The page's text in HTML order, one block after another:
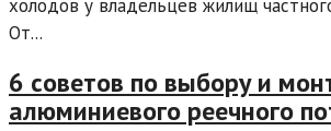
холодов у владельцев жилищ
От...
6 советов по выбору и
алюминиевого реечного